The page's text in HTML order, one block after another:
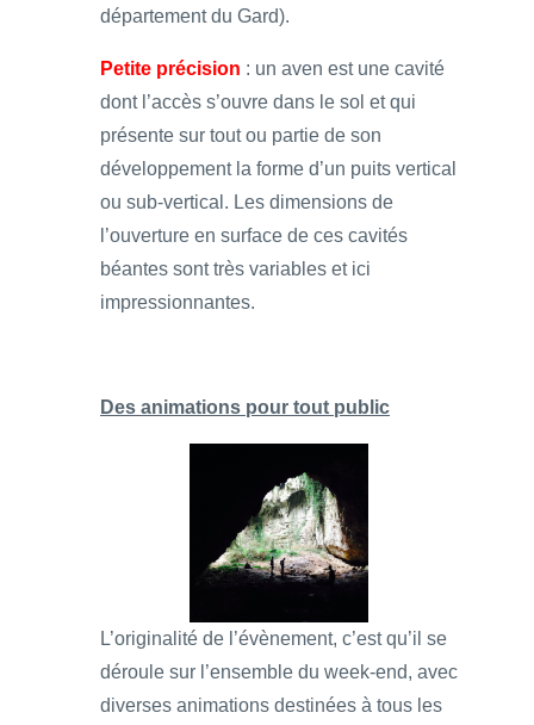
département du Gard).
Petite précision : un aven est une cavité
dont l’accès s’ouvre dans le sol et qui
présente sur tout ou partie de son
développement la forme d’un puits vertical
ou sub-vertical. Les dimensions de
l’ouverture en surface de ces cavités
béantes sont très variables et ici
impressionnantes.
Des animations pour tout public
L’originalité de l’évènement, c’est qu’il se
déroule sur l’ensemble du week-end, avec
diverses animations destinées à tous les